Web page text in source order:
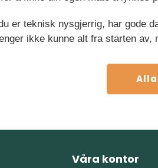
er teknisk nysgjerrig, har gode
ikke kunne alt fra starten
Våra kontor